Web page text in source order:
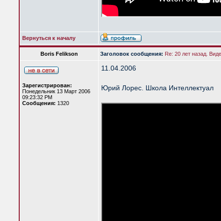
Вернуться к началу
Boris Felikson Заголовок сообщения: Re: 20 лет назад.
Зарегистрирован:
Понедельник 13 Март 2006
09:23:32 PM
Сообщения: 1320
11.04.2006
Юрий Лорес. Школа Интеллектуал